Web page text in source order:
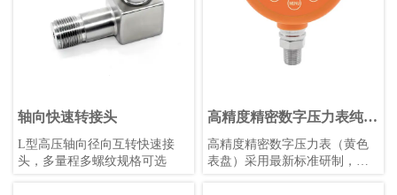
轴向快速转接头
L型高压轴向径向互转快速接
头，多量程多螺纹规格可选
高精度精密数字压力表纯英
文（黄色表盘）
高精度精密数字压力表（黄色
表盘）采用最新标准研制，具